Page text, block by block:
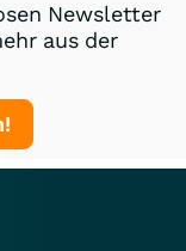
Newsletter
aus der